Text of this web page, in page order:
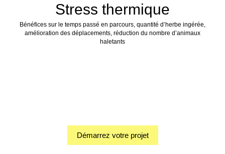
Stress thermique
Bénéfices sur le temps passé en parcours, quantité d’herbe ingérée,
amélioration des déplacements, réduction du nombre d’animaux
haletants
Démarrez votre projet